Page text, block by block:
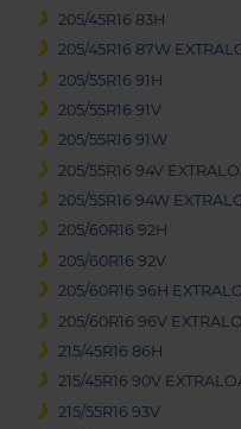
205/45R16 83H
205/45R16 87W
205/55R16 91H
205/55R16 91V
205/55R16 91W
205/55R16 94V
205/55R16 94W
205/60R16 92H
205/60R16 92V
205/60R16 96H
205/60R16 96V
215/45R16 86H
215/45R16 90V
215/55R16 93V